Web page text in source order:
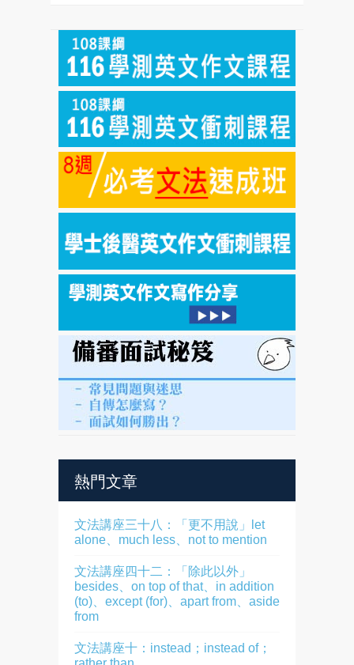
熱門文章
文法講座三十八：「更不用說」let
alone、much less、not to mention
文法講座四十二：「除此以外」
besides、on top of that、in addition
(to)、except (for)、apart from、aside
from
文法講座十：instead；instead of；